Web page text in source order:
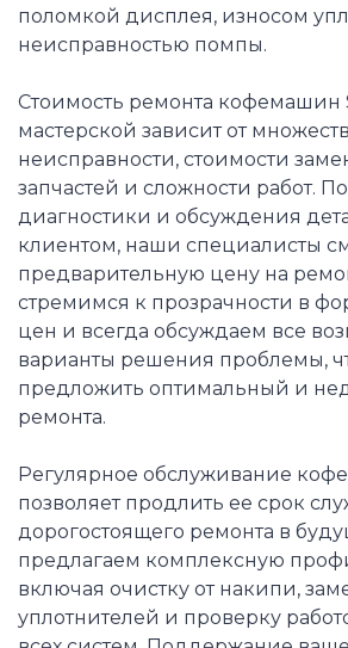
поломкой дисплея, износом
неисправностью помпы.
Стоимость ремонта кофемашин
мастерской зависит от
неисправности, стоимости
запчастей и сложности работ.
диагностики и обсуждения
клиентом, наши специалисты
предварительную цену на
стремимся к прозрачности в
цен и всегда обсуждаем все
варианты решения проблемы,
предложить оптимальный и
ремонта.
Регулярное обслуживание
позволяет продлить ее срок
дорогостоящего ремонта в
предлагаем комплексную
включая очистку от накипи,
уплотнителей и проверку